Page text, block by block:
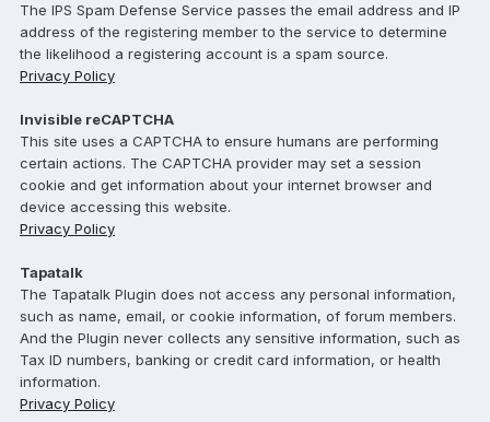
The IPS Spam Defense Service passes the email address and IP
address of the registering member to the service to determine
the likelihood a registering account is a spam source.
Privacy Policy
Invisible reCAPTCHA
This site uses a CAPTCHA to ensure humans are performing
certain actions. The CAPTCHA provider may set a session
cookie and get information about your internet browser and
device accessing this website.
Privacy Policy
Tapatalk
The Tapatalk Plugin does not access any personal information,
such as name, email, or cookie information, of forum members.
And the Plugin never collects any sensitive information, such as
Tax ID numbers, banking or credit card information, or health
information.
Privacy Policy